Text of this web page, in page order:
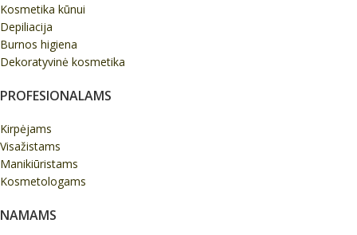
Kosmetika kūnui
Depiliacija
Burnos higiena
Dekoratyvinė kosmetika
PROFESIONALAMS
Kirpėjams
Visažistams
Manikiūristams
Kosmetologams
NAMAMS